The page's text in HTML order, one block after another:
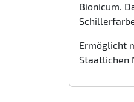
Bionicum.
Ermöglicht
Staatlichen